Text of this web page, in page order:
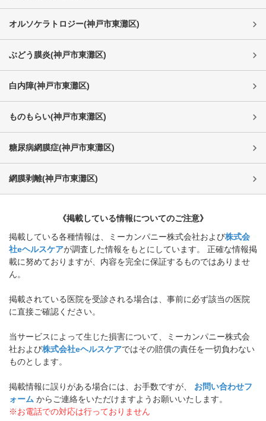
オルソケラトロジー(神戸市東灘区)
ぶどう膜炎(神戸市東灘区)
白内障(神戸市東灘区)
ものもらい(神戸市東灘区)
糖尿病網膜症(神戸市東灘区)
網膜剥離(神戸市東灘区)
《掲載している情報についてのご注意》
掲載している各種情報は、ミーカンパニー株式会社および株式会
社eヘルスケアが調査した情報をもとにしています。 正確な情報掲
載に努めておりますが、内容を完全に保証するものではありませ
ん。
掲載されている医院を受診される場合は、事前に必ず該当の医院
に直接ご確認ください。
当サービスによって生じた損害について、ミーカンパニー株式会
社および株式会社eヘルスケアではその賠償の責任を一切負わない
ものとします。
掲載情報に誤りがある場合には、お手数ですが、
お問い合わせフ
ォーム からご連絡をいただけますようお願いいたします。
※お電話での対応は行っておりません